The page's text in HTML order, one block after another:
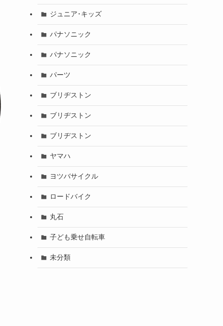
ジュニア･キッズ
パナソニック
パナソニック
パーツ
ブリヂストン
ブリヂストン
ブリヂストン
ヤマハ
ヨツバサイクル
ロードバイク
丸石
子ども乗せ自転車
未分類